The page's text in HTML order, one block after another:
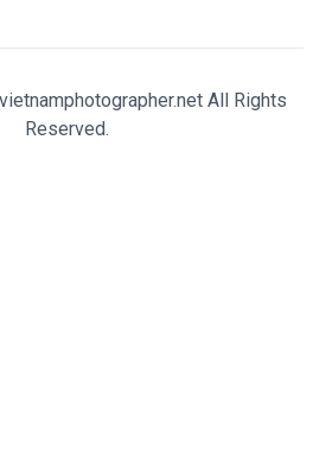
All Rights
Reserved.